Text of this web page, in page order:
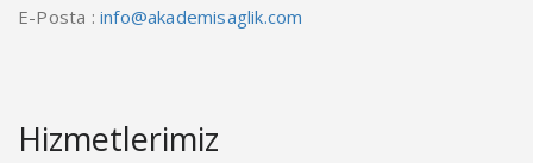
E-Posta : info@akademisaglik.com
Hizmetlerimiz